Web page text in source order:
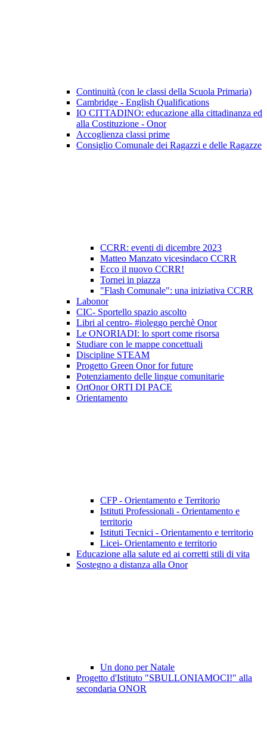
Continuità (con le classi della Scuola Primaria)
Cambridge - English Qualifications
IO CITTADINO: educazione alla cittadinanza ed
alla Costituzione - Onor
Accoglienza classi prime
Consiglio Comunale dei Ragazzi e delle Ragazze
CCRR: eventi di dicembre 2023
Matteo Manzato vicesindaco CCRR
Ecco il nuovo CCRR!
Tornei in piazza
"Flash Comunale": una iniziativa CCRR
Labonor
CIC- Sportello spazio ascolto
Libri al centro- #ioleggo perchè Onor
Le ONORIADI: lo sport come risorsa
Studiare con le mappe concettuali
Discipline STEAM
Progetto Green Onor for future
Potenziamento delle lingue comunitarie
OrtOnor ORTI DI PACE
Orientamento
CFP - Orientamento e Territorio
Istituti Professionali - Orientamento e
territorio
Istituti Tecnici - Orientamento e territorio
Licei- Orientamento e territorio
Educazione alla salute ed ai corretti stili di vita
Sostegno a distanza alla Onor
Un dono per Natale
Progetto d'Istituto "SBULLONIAMOCI!" alla
secondaria ONOR